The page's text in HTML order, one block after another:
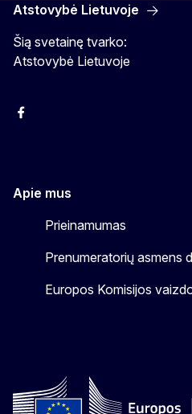
Atstovybė Lietuvoje
Šią svetainę tvarko:
Atstovybė Lietuvoje
Facebook
Apie mus
Prieinamumas
Prenumeratorių asmens
Europos Komisijos